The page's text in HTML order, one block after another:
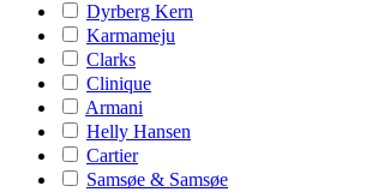
Dyrberg Kern
Karmameju
Clarks
Clinique
Armani
Helly Hansen
Cartier
Samsøe & Samsøe